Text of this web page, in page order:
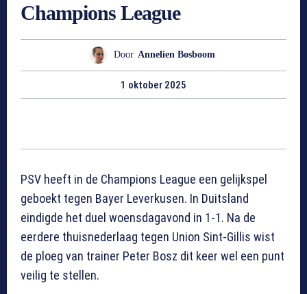
Champions League
Door Annelien Bosboom
1 oktober 2025
PSV heeft in de Champions League een gelijkspel
geboekt tegen Bayer Leverkusen. In Duitsland
eindigde het duel woensdagavond in 1-1. Na de
eerdere thuisnederlaag tegen Union Sint-Gillis wist
de ploeg van trainer Peter Bosz dit keer wel een punt
veilig te stellen.